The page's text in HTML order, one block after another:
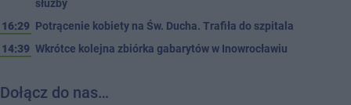
służby
16:29 Potrącenie kobiety na Św. Ducha. Trafiła do szpitala
14:39 Wkrótce kolejna zbiórka gabarytów w Inowrocławiu
Dołącz do nas…